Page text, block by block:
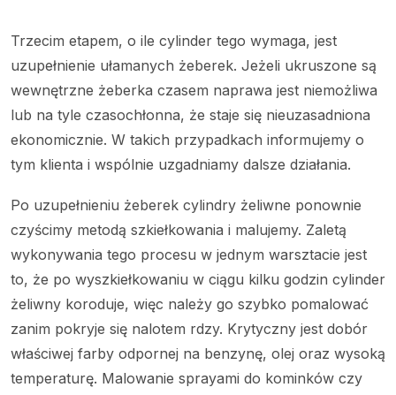
Trzecim etapem, o ile cylinder tego wymaga, jest
uzupełnienie ułamanych żeberek. Jeżeli ukruszone są
wewnętrzne żeberka czasem naprawa jest niemożliwa
lub na tyle czasochłonna, że staje się nieuzasadniona
ekonomicznie. W takich przypadkach informujemy o
tym klienta i wspólnie uzgadniamy dalsze działania.
Po uzupełnieniu żeberek cylindry żeliwne ponownie
czyścimy metodą szkiełkowania i malujemy. Zaletą
wykonywania tego procesu w jednym warsztacie jest
to, że po wyszkiełkowaniu w ciągu kilku godzin cylinder
żeliwny koroduje, więc należy go szybko pomalować
zanim pokryje się nalotem rdzy. Krytyczny jest dobór
właściwej farby odpornej na benzynę, olej oraz wysoką
temperaturę. Malowanie sprayami do kominków czy